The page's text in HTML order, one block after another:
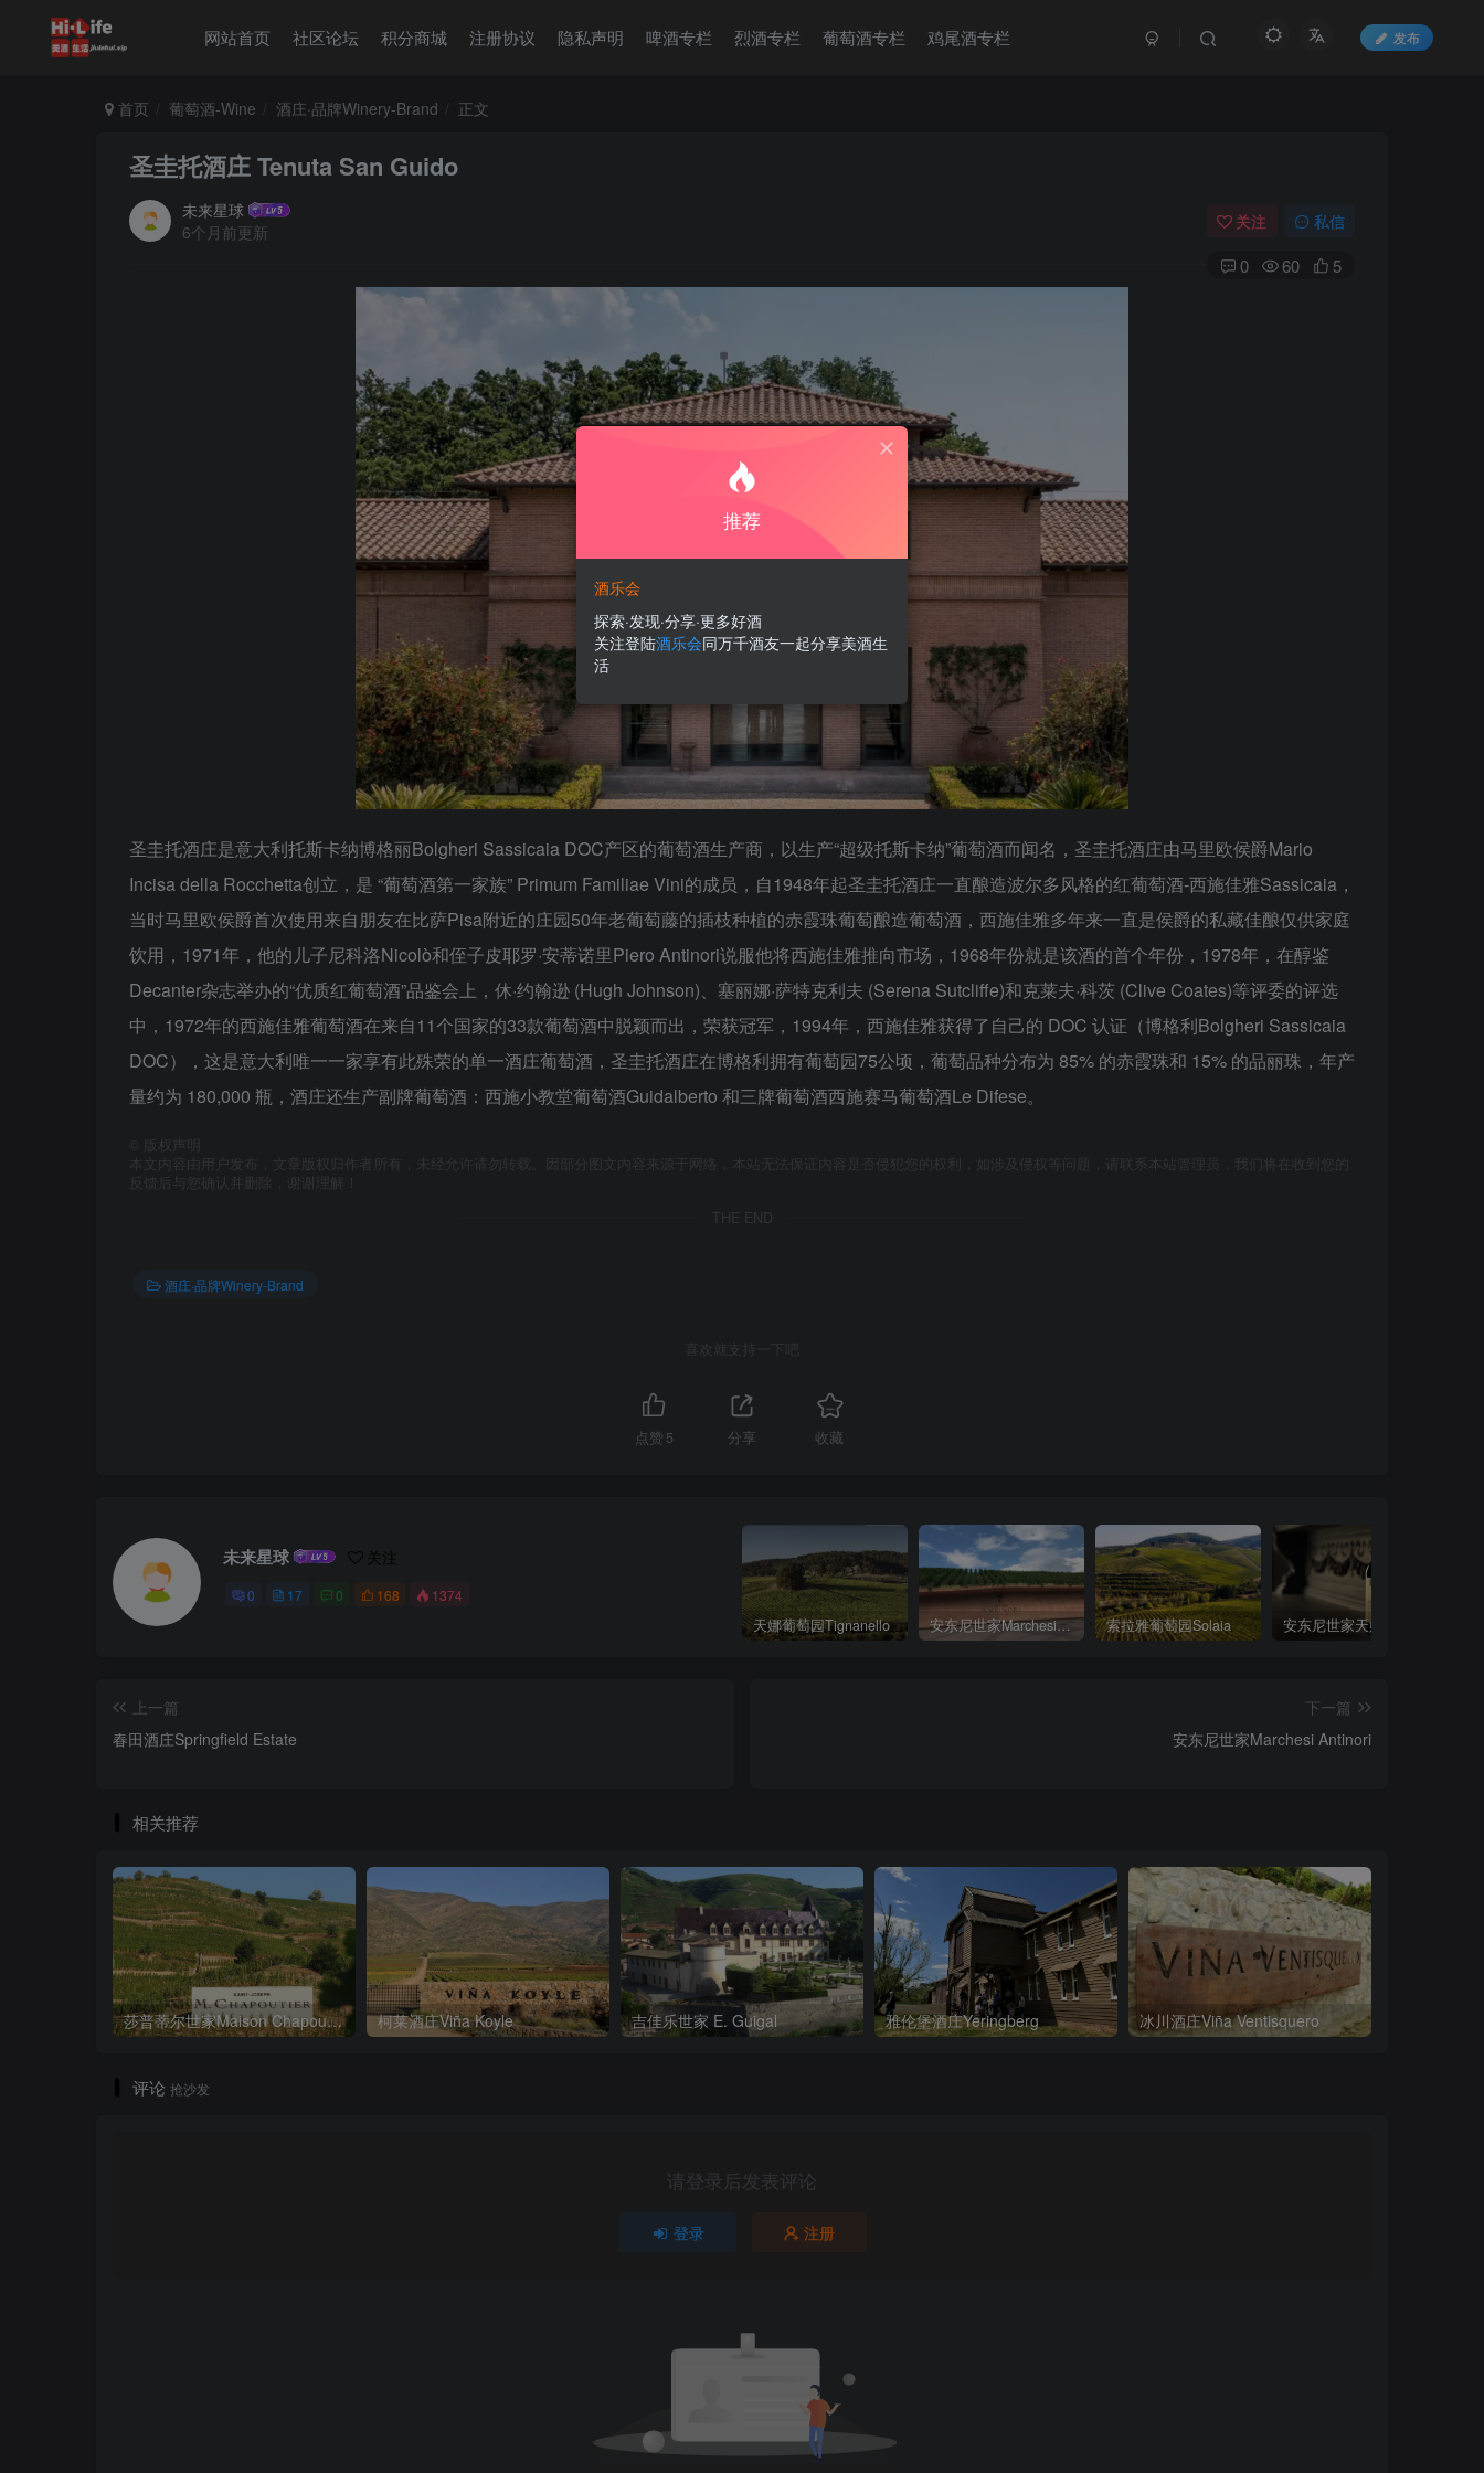
网站首页 社区论坛 积分商城 注册协议 隐私声明 啤酒专栏 烈酒专栏 葡萄酒专栏 鸡尾酒专栏 发布
首页 葡萄酒-Wine 酒庄·品牌Winery-Brand 正文
圣圭托酒庄 Tenuta San Guido
未来星球
6个月前更新
关注 私信
0 60 5
圣圭托酒庄是意大利托斯卡纳博格丽Bolgheri Sassicaia DOC产区的葡萄酒生产商，以生产“超级托斯卡纳”葡萄酒而闻名，圣圭托酒庄由马里欧侯爵Mario
Incisa della Rocchetta创立，是 “葡萄酒第一家族” Primum Familiae Vini的成员，自1948年起圣圭托酒庄一直酿造波尔多风格的红葡萄酒-西施佳雅Sassicaia，
当时马里欧侯爵首次使用来自朋友在比萨Pisa附近的庄园50年老葡萄藤的插枝种植的赤霞珠葡萄酿造葡萄酒，西施佳雅多年来一直是侯爵的私藏佳酿仅供家庭
饮用，1971年，他的儿子尼科洛Nicolò和侄子皮耶罗·安蒂诺里Piero Antinori说服他将西施佳雅推向市场，1968年份就是该酒的首个年份，1978年，在醇鉴
Decanter杂志举办的“优质红葡萄酒”品鉴会上，休·约翰逊 (Hugh Johnson)、塞丽娜·萨特克利夫 (Serena Sutcliffe)和克莱夫·科茨 (Clive Coates)等评委的评选
中，1972年的西施佳雅葡萄酒在来自11个国家的33款葡萄酒中脱颖而出，荣获冠军，1994年，西施佳雅获得了自己的 DOC 认证（博格利Bolgheri Sassicaia
DOC），这是意大利唯一一家享有此殊荣的单一酒庄葡萄酒，圣圭托酒庄在博格利拥有葡萄园75公顷，葡萄品种分布为 85% 的赤霞珠和 15% 的品丽珠，年产
量约为 180,000 瓶，酒庄还生产副牌葡萄酒：西施小教堂葡萄酒Guidalberto 和三牌葡萄酒西施赛马葡萄酒Le Difese。
版权声明
本文内容由用户发布，文章版权归作者所有，未经允许请勿转载。因部分图文内容来源于网络，本站无法保证内容是否侵犯您的权利，如涉及侵权等问题，请联系本站管理员，我们将在收到您的
反馈后与您确认并删除，谢谢理解！
THE END
酒庄·品牌Winery-Brand
喜欢就支持一下吧
点赞 5 分享 收藏
未来星球 关注
0 17 0 168 1374
天娜葡萄园Tignanello 安东尼世家Marchesi Antinori 索拉雅葡萄园Solaia
上一篇
春田酒庄Springfield Estate
下一篇
安东尼世家Marchesi Antinori
相关推荐
莎普蒂尔世家Maison Chapoutier 柯莱酒庄Viña Koyle 吉佳乐世家 E. Guigal 雅伦堡酒庄Yeringberg 冰川酒庄Viña Ventisquero
评论 抢沙发
请登录后发表评论
登录 注册
推荐
酒乐会
探索·发现·分享·更多好酒
关注登陆酒乐会同万千酒友一起分享美酒生
活